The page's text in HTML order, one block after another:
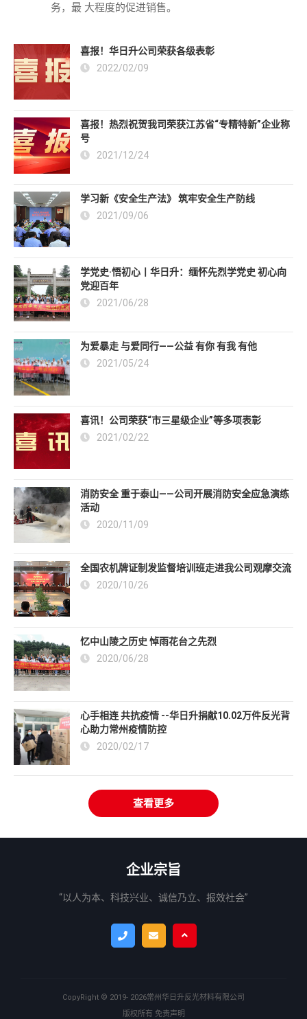
务，最 大程度的促进销售。
喜报！华日升公司荣获各级表彰
2022/02/09
喜报！热烈祝贺我司荣获江苏省“专精特新”企业称
号
2021/12/24
学习新《安全生产法》 筑牢安全生产防线
2021/09/06
学党史·悟初心丨华日升：缅怀先烈学党史 初心向
党迎百年
2021/06/28
为爱暴走 与爱同行——公益 有你 有我 有他
2021/05/24
喜讯！公司荣获“市三星级企业”等多项表彰
2021/02/22
消防安全 重于泰山——公司开展消防安全应急演练
活动
2020/11/09
全国农机牌证制发监督培训班走进我公司观摩交流
2020/10/26
忆中山陵之历史 悼雨花台之先烈
2020/06/28
心手相连 共抗疫情 --华日升捐献10.02万件反光背
心助力常州疫情防控
2020/02/17
查看更多
企业宗旨
“以人为本、科技兴业、诚信乃立、报效社会”
CopyRight © 2019- 2026常州华日升反光材料有限公司
版权所有 免责声明